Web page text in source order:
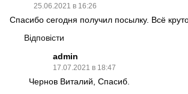
25.06.2021 в 16:26
Спасибо сегодня получил посылку. Всё
Відповісти
admin
17.07.2021 в 18:47
Чернов Виталий, Спасиб.